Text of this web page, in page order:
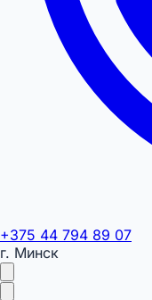
+375 44 794 89 07
г. Минск